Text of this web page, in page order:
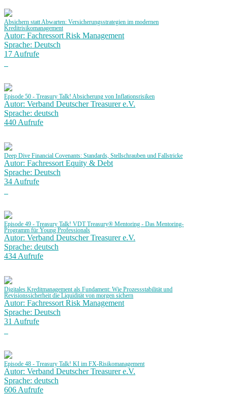
Absichern statt Abwarten: Versicherungsstrategien im modernen
Kreditrisikomanagement
Autor: Fachressort Risk Management
Sprache: Deutsch
17 Aufrufe
Episode 50 - Treasury Talk! Absicherung von Inflationsrisiken
Autor: Verband Deutscher Treasurer e.V.
Sprache: deutsch
440 Aufrufe
Deep Dive Financial Covenants: Standards, Stellschrauben und Fallstricke
Autor: Fachressort Equity & Debt
Sprache: Deutsch
34 Aufrufe
Episode 49 - Treasury Talk! VDT Treasury® Mentoring - Das Mentoring-
Programm für Young Professionals
Autor: Verband Deutscher Treasurer e.V.
Sprache: deutsch
434 Aufrufe
Digitales Kreditmanagement als Fundament: Wie Prozessstabilität und
Revisionssicherheit die Liquidität von morgen sichern
Autor: Fachressort Risk Management
Sprache: Deutsch
31 Aufrufe
Episode 48 - Treasury Talk! KI im FX-Risikomanagement
Autor: Verband Deutscher Treasurer e.V.
Sprache: deutsch
606 Aufrufe